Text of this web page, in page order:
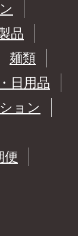
品
麺類
日用品
ョン
便